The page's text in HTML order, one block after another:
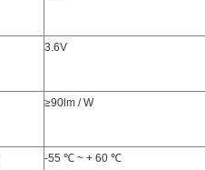
3.6V
≥90lm / W
-55 ℃ ~ + 60 ℃